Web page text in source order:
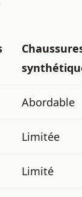
Abordable
Limitée
Limité